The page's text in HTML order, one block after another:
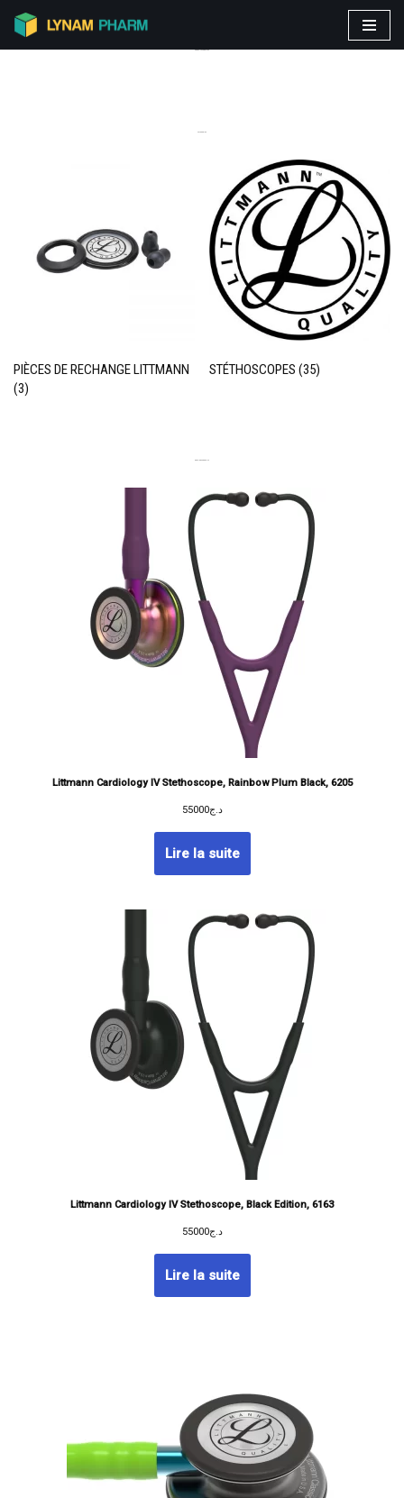
Aller
PIÈCES DE RECHANGE LITTMANN
(3)
STÉTHOSCOPES(35)
Littmann Cardiology IV Stethoscope, Rainbow Plum Black, 6205
د.ج55000
Lire la suite
Littmann Cardiology IV Stethoscope, Black Edition, 6163
د.ج55000
Lire la suite